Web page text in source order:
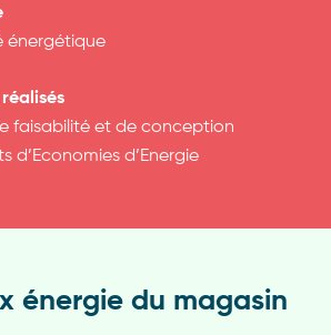
énergétique
faisabilité et de conception
d’Economies d’Energie
énergie du magasin